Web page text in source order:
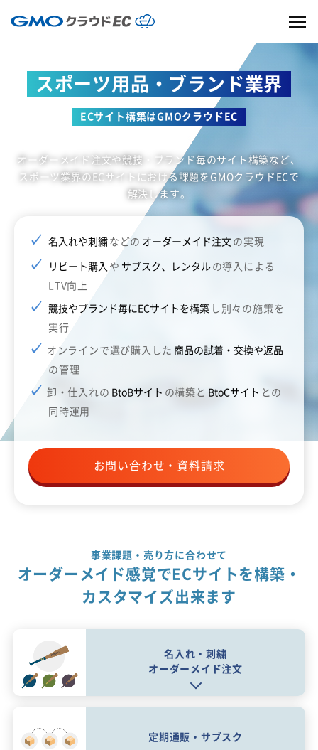
スポーツ用品・ブランド業界
ECサイト構築はGMOクラウドEC
オーダーメイド注文や競技・ブランド毎のサイト構築など、
スポーツ業界のECサイトにおける課題をGMOクラウドECで
解決します。
名入れや刺繍などの オーダーメイド注文の実現
リピート購入 や サブスク、レンタルの導入による
LTV向上
競技やブランド毎にECサイトを構築 し別々の施策を
実行
オンラインで選び購入した 商品の試着・交換や返品
の管理
卸・仕入れの BtoBサイト の構築と BtoCサイト との
同時運用
お問い合わせ・資料請求
事業課題・売り方に合わせて
オーダーメイド感覚でECサイトを構築・
カスタマイズ出来ます
名入れ・刺繍
オーダーメイド注文
定期通販・サブスク